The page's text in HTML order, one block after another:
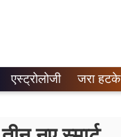
एस्ट्रोलोजी जरा हटके